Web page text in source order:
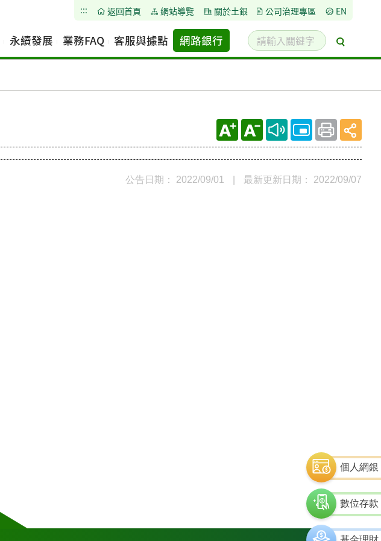
::: 返回首頁 網站導覽 關於土銀 公司治理專區 EN
永續發展 業務FAQ 客服與據點 網路銀行
請
輸
搜
尋
公告日期： 2022/09/01 最新更新日期： 2022/09/07
個人網銀
數位存款